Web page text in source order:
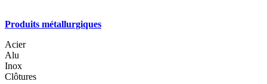
Produits métallurgiques
Acier
Alu
Inox
Clôtures